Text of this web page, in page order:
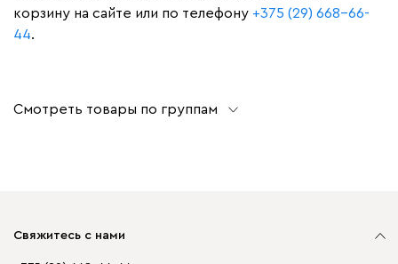
корзину на сайте или по телефону +375 (29) 668-66-
44.
Смотреть товары по группам
Свяжитесь с нами